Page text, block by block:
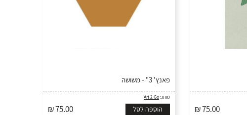
₪ 75.00
פאנץ' 3" - משושה
מותג:Art 2 Go
₪ 75.00 הוספה לסל